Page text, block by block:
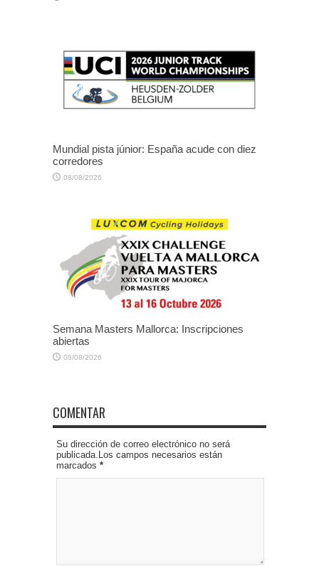
Mundial pista júnior: España acude con diez
corredores
08/08/2026
Semana Masters Mallorca: Inscripciones
abiertas
08/08/2026
COMENTAR
Su dirección de correo electrónico no será
publicada.Los campos necesarios están
marcados *